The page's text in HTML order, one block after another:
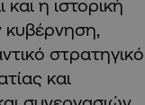
και η ιστορική
κυβέρνηση,
στρατηγικό
και